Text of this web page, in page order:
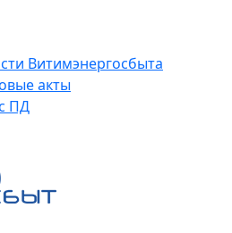
Витимэнергосбыта
акты
ПД